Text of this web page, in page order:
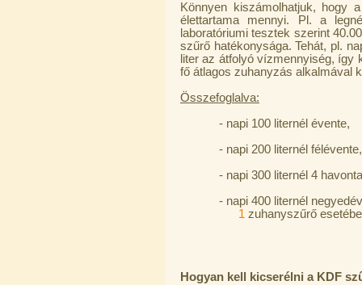
Könnyen kiszámolhatjuk, hogy
élettartama mennyi. Pl. a
laboratóriumi tesztek szerint
szűrő hatékonysága. Tehát, pl.
liter az átfolyó vízmennyiség, így
fő átlagos zuhanyzás alkalmával
Összefoglalva:
- napi 100 liternél évente,
- napi 200 liternél félévente,
- napi 300 liternél 4
- napi 400 liternél
1 zuhanyszűrő
Hogyan kell kicserélni a KDF